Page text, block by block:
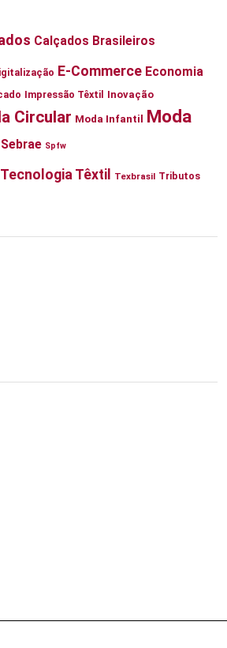
Calçados Brasileiros
E-Commerce Economia
Impressão Têxtil Inovação
Circular Moda Infantil Moda
Sebrae Spfw
Tecnologia Têxtil Texbrasil Tributos